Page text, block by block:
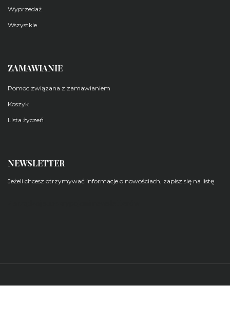
Wyprzedaż
Wszystkie
ZAMAWIANIE
Pomoc związana z zamawianiem
Koszyk
Lista życzeń
NEWSLETTER
Jeżeli chcesz otrzymywać informacje o nowościach, zapisz się na listę